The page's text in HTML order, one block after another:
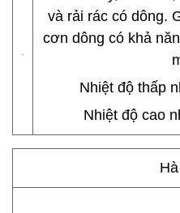
và rải rác có dông.
cơn dông có khả
Nhiệt độ thấp
Nhiệt độ cao